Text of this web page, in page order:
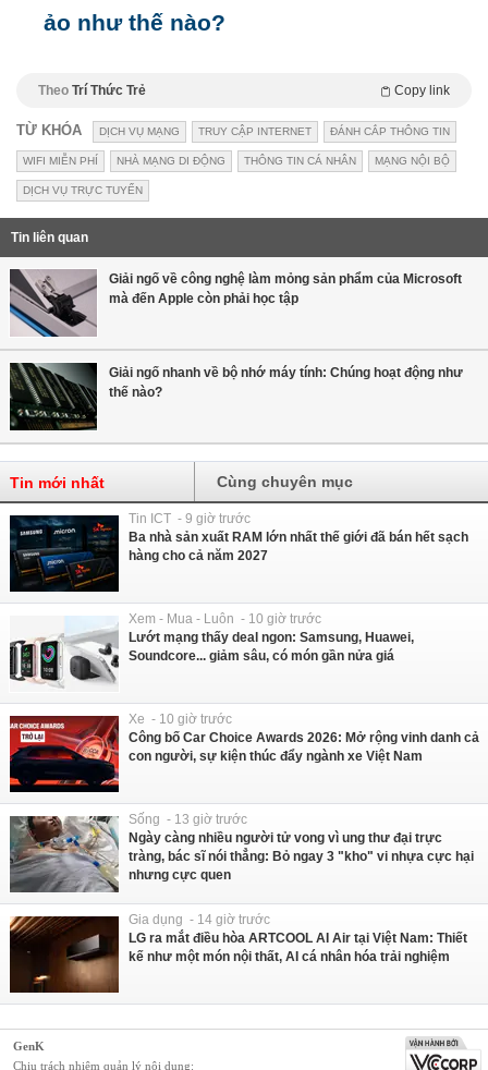
ảo như thế nào?
Theo Trí Thức Trẻ Copy link
TỪ KHÓA DỊCH VỤ MẠNG TRUY CẬP INTERNET ĐÁNH CẮP THÔNG TIN
WIFI MIỄN PHÍ NHÀ MẠNG DI ĐỘNG THÔNG TIN CÁ NHÂN MẠNG NỘI BỘ
DỊCH VỤ TRỰC TUYẾN
Tin liên quan
Giải ngố về công nghệ làm mỏng sản phẩm của Microsoft
mà đến Apple còn phải học tập
Giải ngố nhanh về bộ nhớ máy tính: Chúng hoạt động như
thế nào?
Tin mới nhất Cùng chuyên mục
Tin ICT - 9 giờ trước
Ba nhà sản xuất RAM lớn nhất thế giới đã bán hết sạch
hàng cho cả năm 2027
Xem - Mua - Luôn - 10 giờ trước
Lướt mạng thấy deal ngon: Samsung, Huawei,
Soundcore... giảm sâu, có món gần nửa giá
Xe - 10 giờ trước
Công bố Car Choice Awards 2026: Mở rộng vinh danh cả
con người, sự kiện thúc đẩy ngành xe Việt Nam
Sống - 13 giờ trước
Ngày càng nhiều người tử vong vì ung thư đại trực
tràng, bác sĩ nói thẳng: Bỏ ngay 3 "kho" vi nhựa cực hại
nhưng cực quen
Gia dụng - 14 giờ trước
LG ra mắt điều hòa ARTCOOL AI Air tại Việt Nam: Thiết
kế như một món nội thất, AI cá nhân hóa trải nghiệm
GenK
Chịu trách nhiệm quản lý nội dung: